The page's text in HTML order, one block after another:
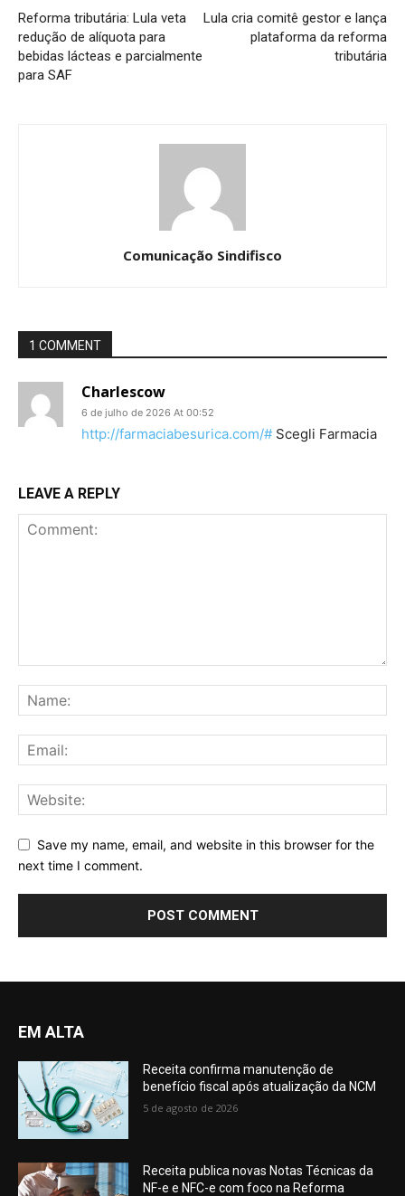
Reforma tributária: Lula veta
redução de alíquota para
bebidas lácteas e parcialmente
para SAF
Lula cria comitê gestor e lança
plataforma da reforma
tributária
Comunicação Sindifisco
1 COMMENT
Charlescow
6 de julho de 2026 At 00:52
http://farmaciabesurica.com/# Scegli Farmacia
LEAVE A REPLY
Save my name, email, and website in this browser for the
next time I comment.
EM ALTA
Receita confirma manutenção de
benefício fiscal após atualização da NCM
5 de agosto de 2026
Receita publica novas Notas Técnicas da
NF-e e NFC-e com foco na Reforma